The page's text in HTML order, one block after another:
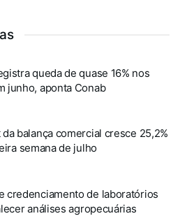
queda de quase 16% nos
junho, aponta Conab
balança comercial cresce 25,2%
semana de julho
credenciamento de laboratórios
análises agropecuárias